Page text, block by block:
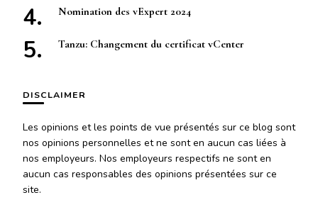
Nomination des vExpert 2024
Tanzu: Changement du certificat vCenter
DISCLAIMER
Les opinions et les points de vue présentés sur ce blog sont
nos opinions personnelles et ne sont en aucun cas liées à
nos employeurs. Nos employeurs respectifs ne sont en
aucun cas responsables des opinions présentées sur ce
site.